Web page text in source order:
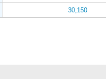
30,150